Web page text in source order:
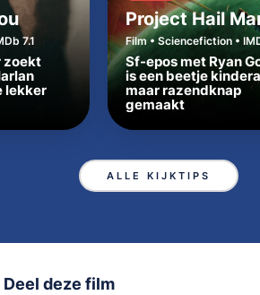
7.1
zoekt
lekker
Project Hail
Film • Sciencefiction •
Sf-epos met Ryan
is een beetje
maar razendknap
gemaakt
ALLE KIJKTIPS
Deel deze film